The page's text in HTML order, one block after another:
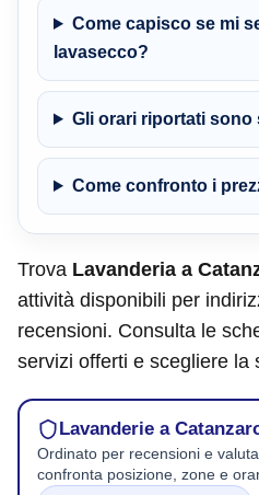
Come capisco se mi
lavasecco?
Gli orari riportati sono
Come confronto i
Trova Lavanderia a
attività disponibili per
recensioni. Consulta le
servizi offerti e scegliere la
Lavanderie a
Ordinato per recensioni e
confronta posizione, zone e